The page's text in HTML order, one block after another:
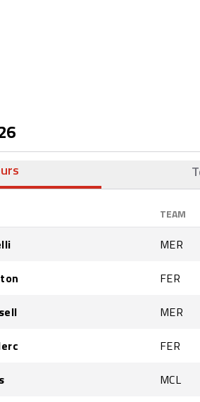
TEAM
MER
FER
MER
FER
MCL